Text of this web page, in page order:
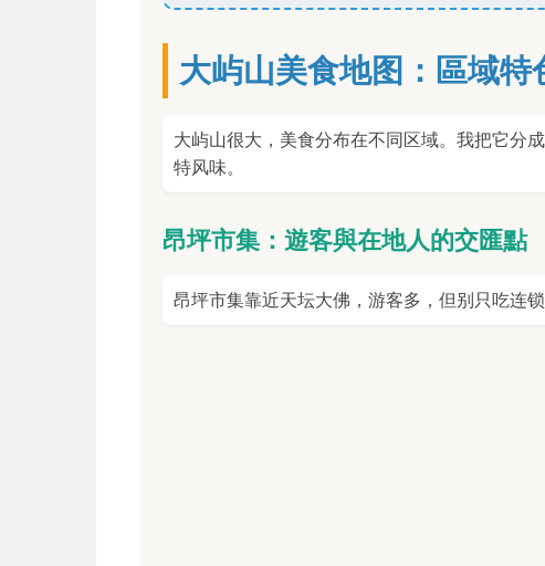
大屿山美食地图：區域特
大屿山很大，美食分布在不同区域。我把它分
特风味。
昂坪市集：遊客與在地人的交匯點
昂坪市集靠近天坛大佛，游客多，但别只吃连锁